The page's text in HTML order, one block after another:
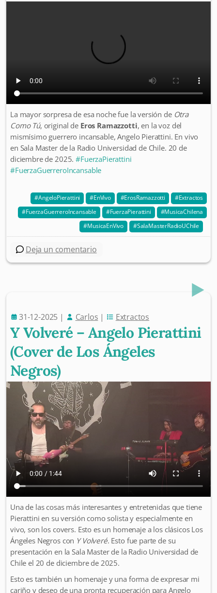
La mayor sorpresa de esa noche fue la versión de Otra
Como Tú, original de Eros Ramazzotti, en la voz del
mismísimo guerrero incansable, Angelo Pierattini. En vivo
en Sala Master de la Radio Universidad de Chile. 20 de
diciembre de 2025.#FuerzaPierattini
#FuerzaGuerreroIncansable
AngeloPierattini EnVivo ErosRamazzotti
Extractos
FuerzaGuerreroIncansable
FuerzaPierattini
MusicaChilena
MusicaEnVivo
SalaMasterRadioUChile
Deja un comentario
31-12-2025 | Carlos | Extractos
Y Volveré – Angelo Pierattini
(Cover de Los Ángeles
Negros)
Una de las cosas más interesantes y entretenidas que tiene
Pierattini en su versión como solista y especialmente en
vivo, son los covers. Esto es un homenaje a los clásicos Los
Ángeles Negros con Y Volveré. Esto fue parte de su
presentación en la Sala Master de la Radio Universidad de
Chile el 20 de diciembre de 2025.
Esto es también un homenaje y una forma de expresar mi
cariño y deseo de una pronta recuperación para Angelo